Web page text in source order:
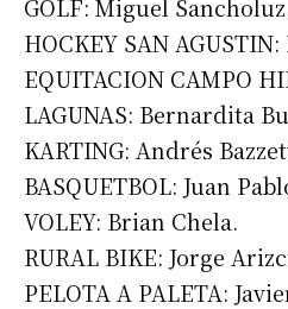
GOLF: Miguel
HOCKEY SAN
EQUITACION CAMPO
LAGUNAS: Bernardita
KARTING: Andrés
BASQUETBOL: Juan
VOLEY: Brian Chela.
RURAL BIKE: Jorge
PELOTA A PALETA: